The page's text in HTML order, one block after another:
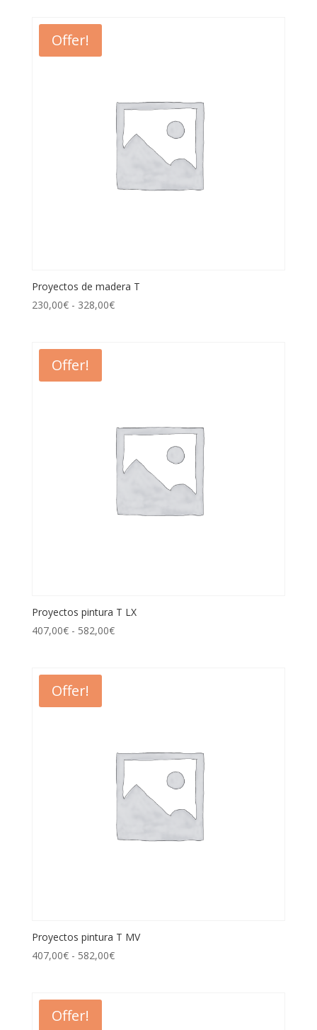
Offer!
Proyectos de madera T
230,00€- 328,00€
Offer!
Proyectos pintura T LX
407,00€- 582,00€
Offer!
Proyectos pintura T MV
407,00€- 582,00€
Offer!